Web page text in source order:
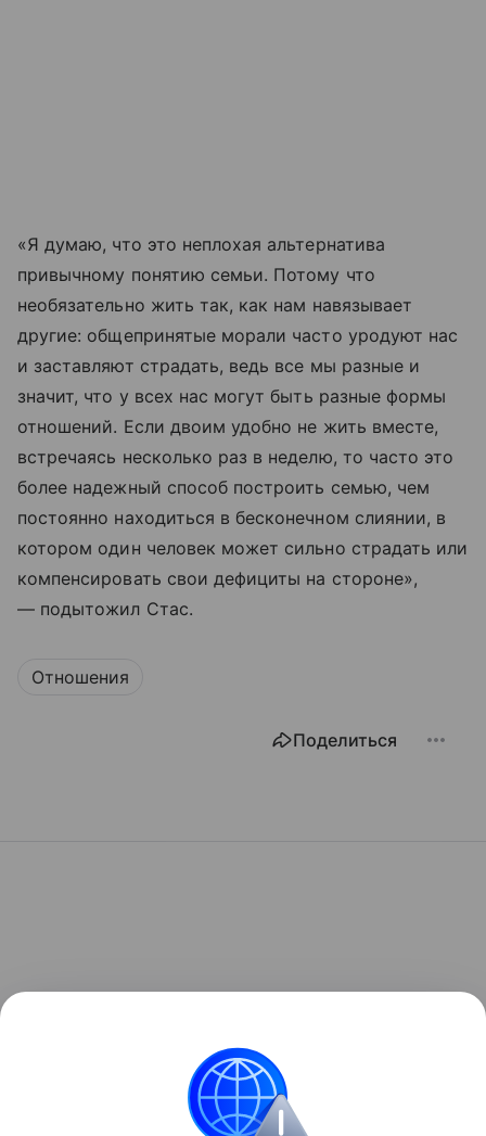
«Я думаю, что это неплохая альтернатива
привычному понятию семьи. Потому что
необязательно жить так, как нам навязывает
другие: общепринятые морали часто уродуют нас
и заставляют страдать, ведь все мы разные и
значит, что у всех нас могут быть разные формы
отношений. Если двоим удобно не жить вместе,
встречаясь несколько раз в неделю, то часто это
более надежный способ построить семью, чем
постоянно находиться в бесконечном слиянии, в
котором один человек может сильно страдать или
компенсировать свои дефициты на стороне»,
— подытожил Стас.
Отношения
Поделиться